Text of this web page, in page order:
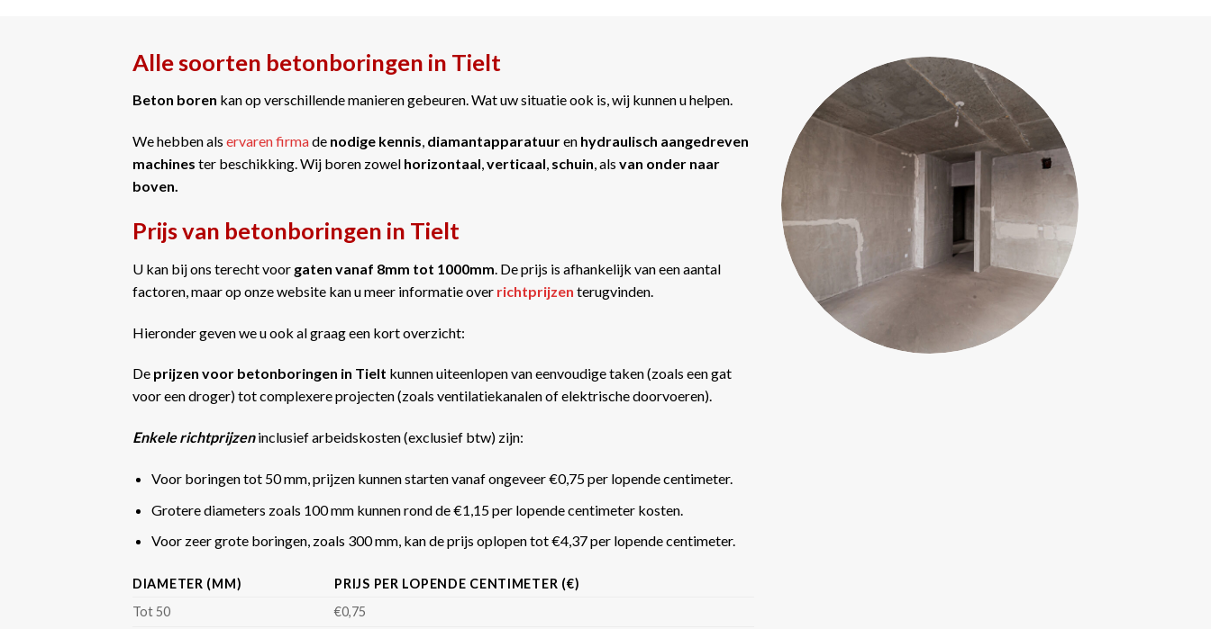
Alle soorten betonboringen in Tielt
Beton boren kan op verschillende manieren gebeuren. Wat uw situatie ook is, wij kunnen u helpen.
We hebben als ervaren firmade nodige kennis, diamantapparatuuren hydraulisch aangedreven
machines ter beschikking. Wij boren zowel horizontaal,verticaal, schuin, als van onder naar
boven.
Prijs van betonboringen in Tielt
U kan bij ons terecht voor gaten vanaf 8mm tot 1000mm . De prijs is afhankelijk van een aantal
factoren, maar op onze website kan u meer informatie over richtprijzen terugvinden.
Hieronder geven we u ook al graag een kort overzicht:
De prijzen voor betonboringen in Tielt kunnen uiteenlopen van eenvoudige taken (zoals een gat
voor een droger) tot complexere projecten (zoals ventilatiekanalen of elektrische doorvoeren).
Enkele richtprijzeninclusief arbeidskosten (exclusief btw) zijn:
Voor boringen tot 50 mm, prijzen kunnen starten vanaf ongeveer €0,75 per lopende centimeter.
Grotere diameters zoals 100 mm kunnen rond de €1,15 per lopende centimeter kosten.
Voor zeer grote boringen, zoals 300 mm, kan de prijs oplopen tot €4,37 per lopende centimeter​​.
DIAMETER (MM)
PRIJS PER LOPENDE CENTIMETER (€)
Tot 50
€0,75